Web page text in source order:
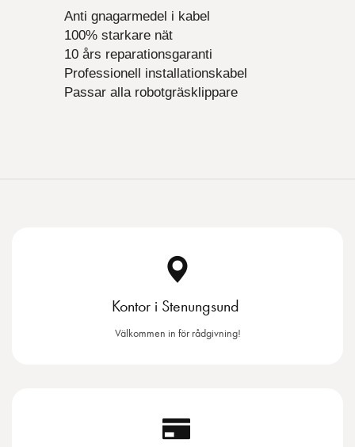
Anti gnagarmedel i kabel
100% starkare nät
10 års reparationsgaranti
Professionell installationskabel
Passar alla robotgräsklippare
Kontor i Stenungsund
Välkommen in för rådgivning!